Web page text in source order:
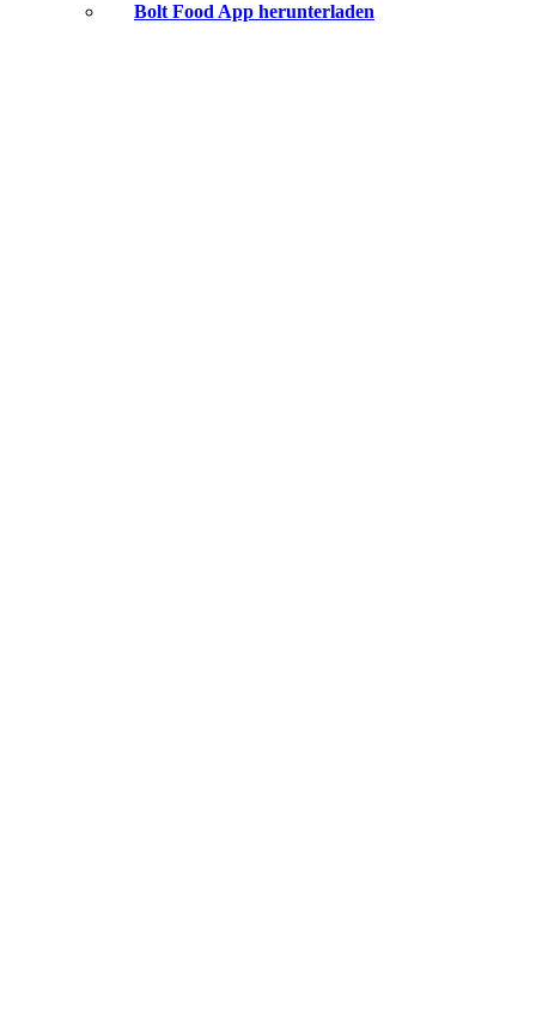
Bolt Food App herunterladen